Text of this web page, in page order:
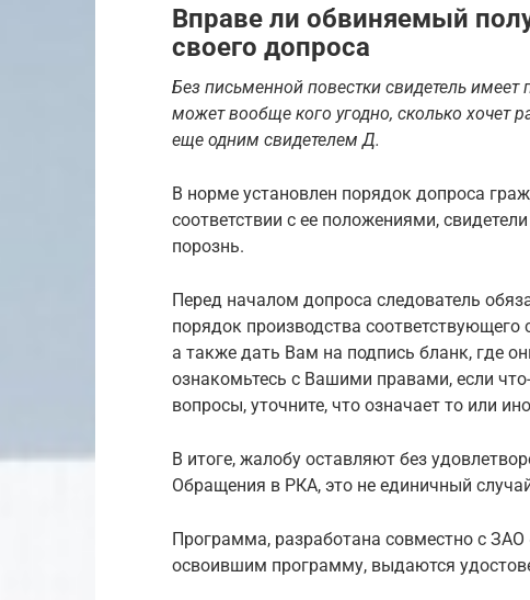
Вправе ли обвиняемый
своего допроса
Без письменной повестки свидетель
может вообще кого угодно, сколько хочет
еще одним свидетелем Д.
В норме установлен порядок допроса
соответствии с ее положениями,
порознь.
Перед началом допроса следователь
порядок производства
а также дать Вам на подпись бланк, где
ознакомьтесь с Вашими правами, если
вопросы, уточните, что означает то или
В итоге, жалобу оставляют без
Обращения в РКА, это не единичный
Программа, разработана совместно с
освоившим программу, выдаются